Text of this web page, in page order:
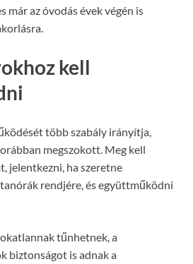
már az óvodás évek végén is
kell
több szabály irányítja,
megszokott. Meg kell
jelentkezni, ha szeretne
rendjére, és együttműködni
tűnhetnek, a
biztonságot is adnak a